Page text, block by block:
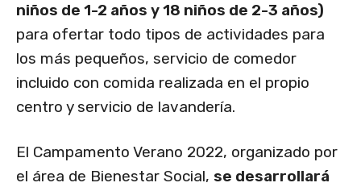
niños de 1-2 años y 18 niños de 2-3 años)
para ofertar todo tipos de actividades para
los más pequeños, servicio de comedor
incluido con comida realizada en el propio
centro y servicio de lavandería.
El Campamento Verano 2022, organizado por
el área de Bienestar Social, se desarrollará